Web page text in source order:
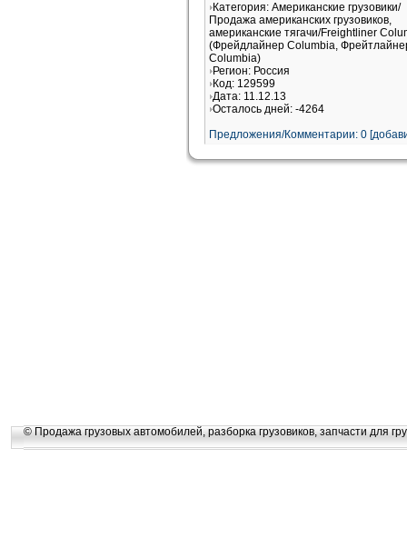
Категория: Американские грузовики/
Продажа американских грузовиков,
американские тягачи/Freightliner
(Фрейдлайнер Columbia,
Columbia)
Регион: Россия
Код: 129599
Дата: 11.12.13
Осталось дней: -4264
Предложения/Комментарии: 0
© Продажа грузовых автомобилей, разборка грузовиков, запчасти для